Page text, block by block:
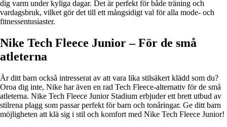
dig varm under kyliga dagar. Det är perfekt för både träning och
vardagsbruk, vilket gör det till ett mångsidigt val för alla mode- och
fitnessentusiaster.
Nike Tech Fleece Junior – För de små
atleterna
Är ditt barn också intresserat av att vara lika stilsäkert klädd som du?
Oroa dig inte, Nike har även en rad Tech Fleece-alternativ för de små
atleterna. Nike Tech Fleece Junior Stadium erbjuder ett brett utbud av
stilrena plagg som passar perfekt för barn och tonåringar. Ge ditt barn
möjligheten att klä sig i stil och komfort med Nike Tech Fleece Junior!